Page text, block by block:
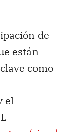
de
están
como
el